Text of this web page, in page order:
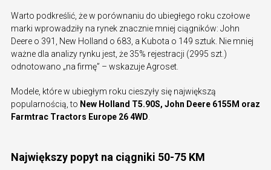
Warto podkreślić, że w porównaniu do ubiegłego roku czołowe
marki wprowadziły na rynek znacznie mniej ciągników: John
Deere o 391, New Holland o 683, a Kubota o 149 sztuk. Nie mniej
ważne dla analizy rynku jest, że 35% rejestracji (2995 szt.)
odnotowano „na firmę” – wskazuje Agroset.
Modele, które w ubiegłym roku cieszyły się największą
popularnością, to New Holland T5.90S, John Deere 6155M oraz
Farmtrac Tractors Europe 26 4WD
Największy popyt na ciągniki 50-75 KM